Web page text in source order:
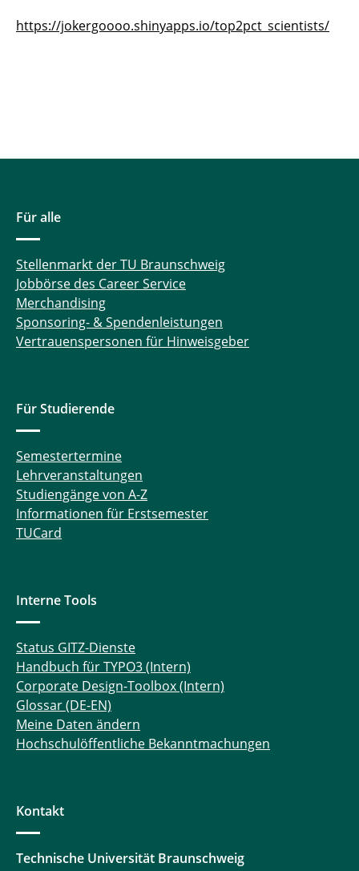
https://jokergoooo.shinyapps.io/top2pct_scientists/
Für alle
Stellenmarkt der TU Braunschweig
Jobbörse des Career Service
Merchandising
Sponsoring- & Spendenleistungen
Vertrauenspersonen für Hinweisgeber
Für Studierende
Semestertermine
Lehrveranstaltungen
Studiengänge von A-Z
Informationen für Erstsemester
TUCard
Interne Tools
Status GITZ-Dienste
Handbuch für TYPO3 (Intern)
Corporate Design-Toolbox (Intern)
Glossar (DE-EN)
Meine Daten ändern
Hochschulöffentliche Bekanntmachungen
Kontakt
Technische Universität Braunschweig